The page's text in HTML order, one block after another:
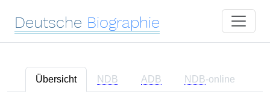
Deutsche Biographie
Übersicht NDB ADB NDB-online